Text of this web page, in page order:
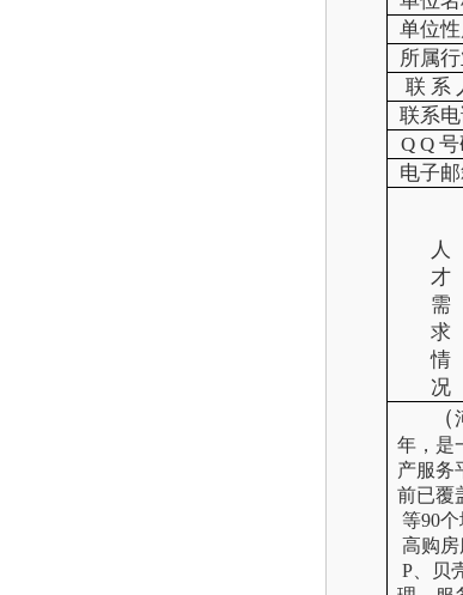
单位
所属
联 系
联系
Q Q
电子
人
才
需
求
情
况
（
年，是
产服务
前已覆
等90
高购
P、贝